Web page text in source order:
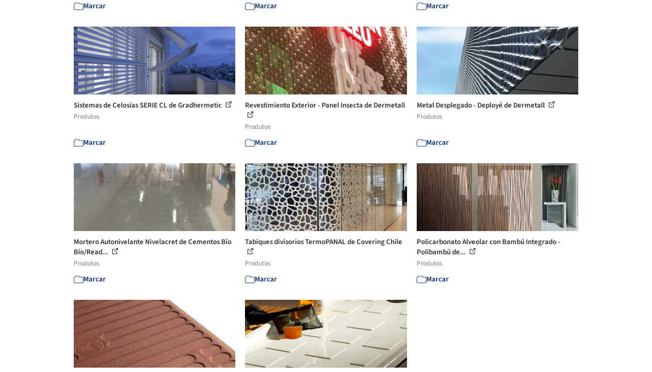
Marcar Marcar Marcar
Sistemas de Celosías SERIE CL de Gradhermetic
Produtos
Marcar
Revestimiento Exterior - Panel Insecta de Dermetall
Produtos
Marcar
Metal Desplegado - Deployé de Dermetall
Produtos
Marcar
Mortero Autonivelante Nivelacret de Cementos Bío
Bío/Read...
Produtos
Marcar
Tabiques divisorios TermoPANAL de Covering Chile
Produtos
Marcar
Policarbonato Alveolar con Bambú Integrado -
Polibambú de...
Produtos
Marcar